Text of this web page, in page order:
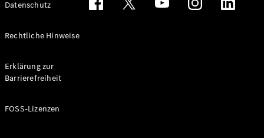
Datenschutz
Rechtliche Hinweise
Erklärung zur
Barrierefreiheit
FOSS-Lizenzen